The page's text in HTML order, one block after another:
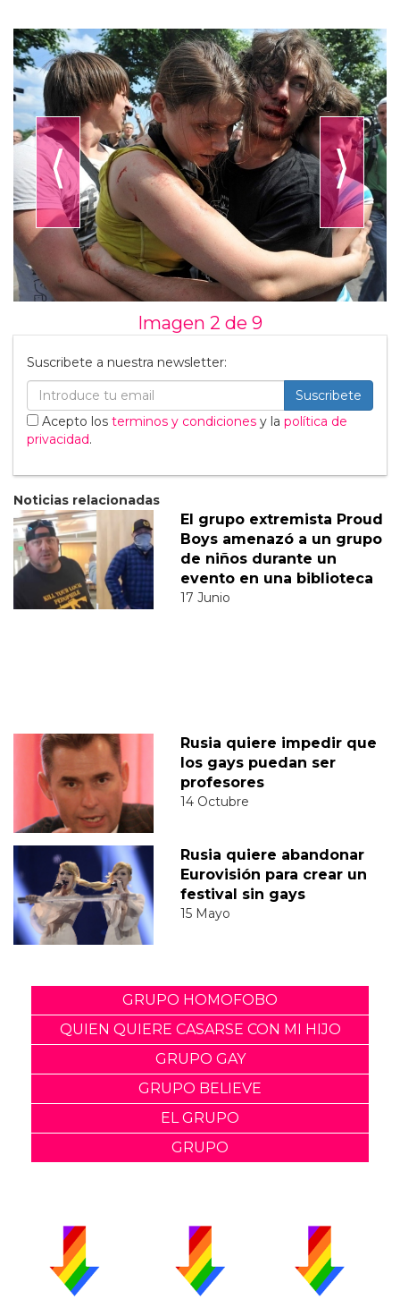
⟨ ⟩
Imagen 2 de 9
Suscribete a nuestra newsletter:
Suscribete
Acepto los terminos y condiciones y la política de
privacidad.
Noticias relacionadas
El grupo extremista Proud
Boys amenazó a un grupo
de niños durante un
evento en una biblioteca
17 Junio
Rusia quiere impedir que
los gays puedan ser
profesores
14 Octubre
Rusia quiere abandonar
Eurovisión para crear un
festival sin gays
15 Mayo
GRUPO HOMOFOBO
QUIEN QUIERE CASARSE CON MI HIJO
GRUPO GAY
GRUPO BELIEVE
EL GRUPO
GRUPO